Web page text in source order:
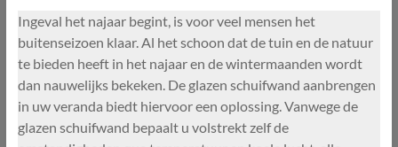
Ingeval het najaar begint, is voor veel mensen het
buitenseizoen klaar. Al het schoon dat de tuin en de natuur
te bieden heeft in het najaar en de wintermaanden wordt
dan nauwelijks bekeken. De glazen schuifwand aanbrengen
in uw veranda biedt hiervoor een oplossing. Vanwege de
glazen schuifwand bepaalt u volstrekt zelf de